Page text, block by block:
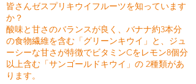
皆さんゼスプリキウイフルーツを知っています
か？
酸味と甘さのバランスが良く、バナナ約3本分
の食物繊維を含む「グリーンキウイ」と、ジュ
ーシーな甘さが特徴でビタミンCをレモン8個分
以上含む「サンゴールドキウイ」の 2種類があ
ります。